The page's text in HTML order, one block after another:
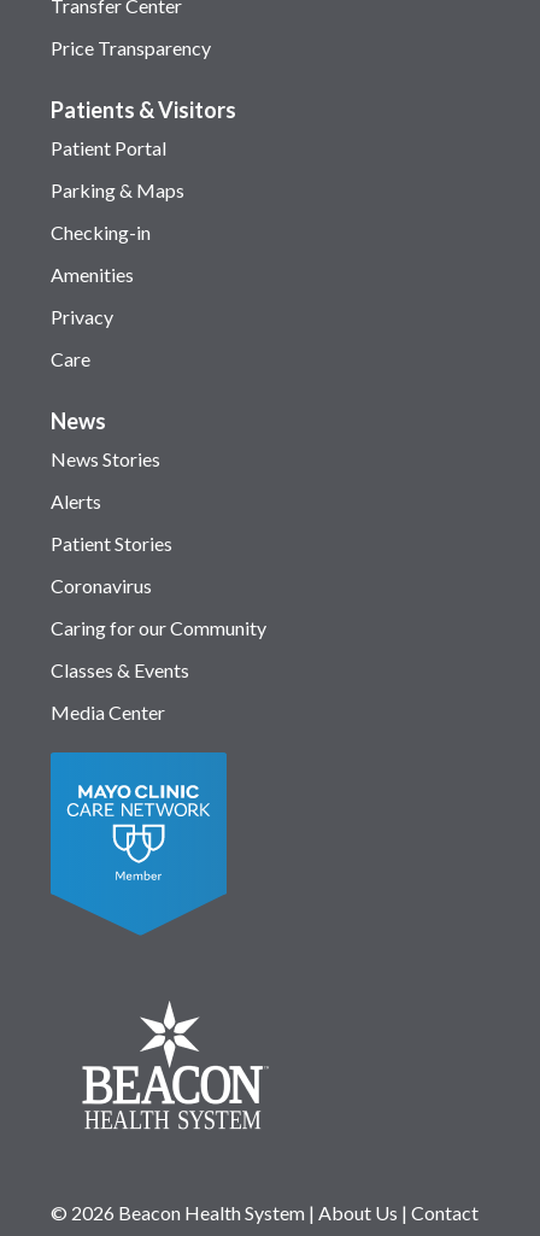
Transfer Center
Price Transparency
Patients & Visitors
Patient Portal
Parking & Maps
Checking-in
Amenities
Privacy
Care
News
News Stories
Alerts
Patient Stories
Coronavirus
Caring for our Community
Classes & Events
Media Center
© 2026 Beacon Health System| About Us | Contact